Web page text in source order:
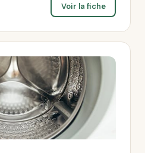
Voir la fiche